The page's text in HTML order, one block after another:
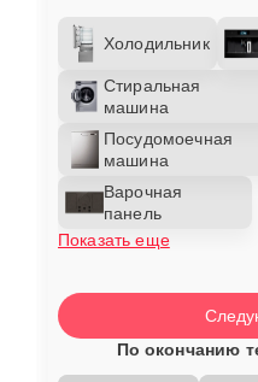
Холодильник
Стиральная
машина
Посудомоечная
машина
Варочная
панель
Показать еще
По окончанию